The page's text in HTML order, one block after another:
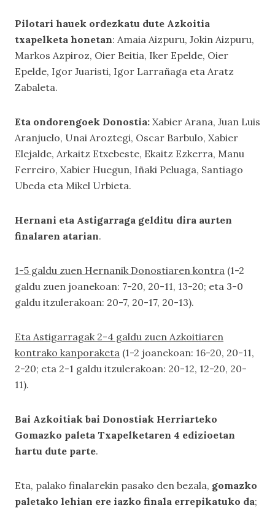
Pilotari hauek ordezkatu dute Azkoitia
txapelketa honetan: Amaia Aizpuru, Jokin Aizpuru,
Markos Azpiroz, Oier Beitia, Iker Epelde, Oier
Epelde, Igor Juaristi, Igor Larrañaga eta Aratz
Zabaleta.
Eta ondorengoek Donostia: Xabier Arana, Juan Luis
Aranjuelo, Unai Aroztegi, Oscar Barbulo, Xabier
Elejalde, Arkaitz Etxebeste, Ekaitz Ezkerra, Manu
Ferreiro, Xabier Huegun, Iñaki Peluaga, Santiago
Ubeda eta Mikel Urbieta.
Hernani eta Astigarraga gelditu dira aurten
finalaren atarian.
1-5 galdu zuen Hernanik Donostiaren kontra (1-2
galdu zuen joanekoan: 7-20, 20-11, 13-20; eta 3-0
galdu itzulerakoan: 20-7, 20-17, 20-13).
Eta Astigarragak 2-4 galdu zuen Azkoitiaren
kontrako kanporaketa (1-2 joanekoan: 16-20, 20-11,
2-20; eta 2-1 galdu itzulerakoan: 20-12, 12-20, 20-
11).
Bai Azkoitiak bai Donostiak Herriarteko
Gomazko paleta Txapelketaren 4 edizioetan
hartu dute parte.
Eta, palako finalarekin pasako den bezala, gomazko
paletako lehian ere iazko finala errepikatuko da;